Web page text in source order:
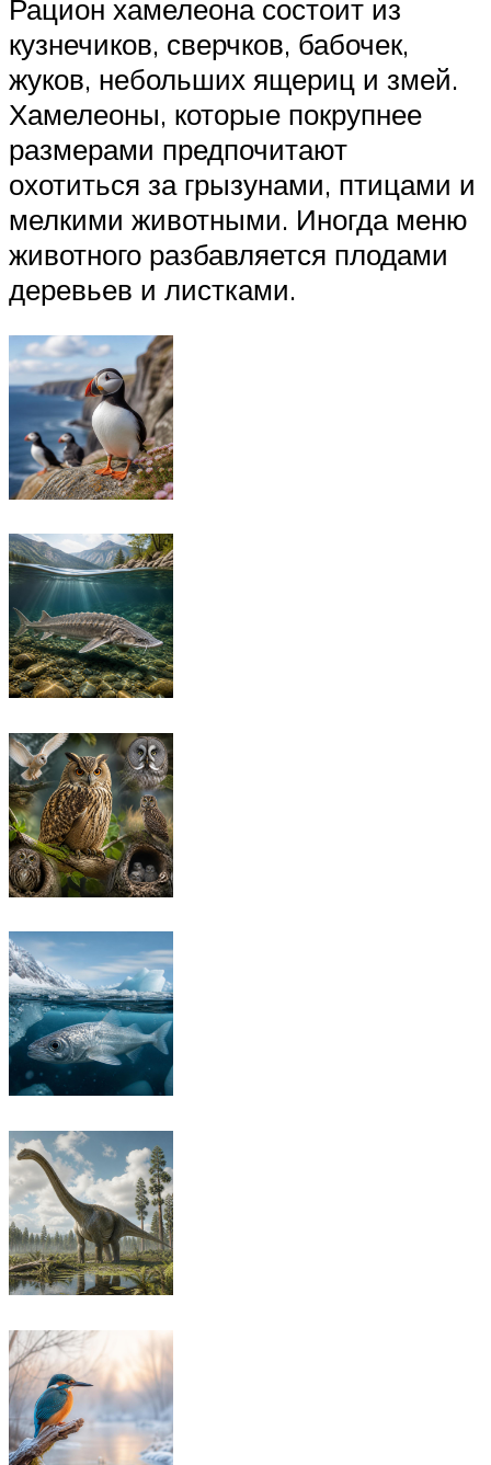
Рацион хамелеона состоит из
кузнечиков, сверчков, бабочек,
жуков, небольших ящериц и змей.
Хамелеоны, которые покрупнее
размерами предпочитают
охотиться за грызунами, птицами и
мелкими животными. Иногда меню
животного разбавляется плодами
деревьев и листками.